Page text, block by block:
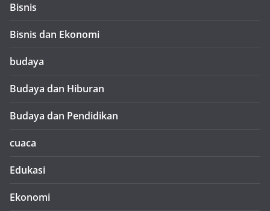
Bisnis
Bisnis dan Ekonomi
budaya
Budaya dan Hiburan
Budaya dan Pendidikan
cuaca
Edukasi
Ekonomi